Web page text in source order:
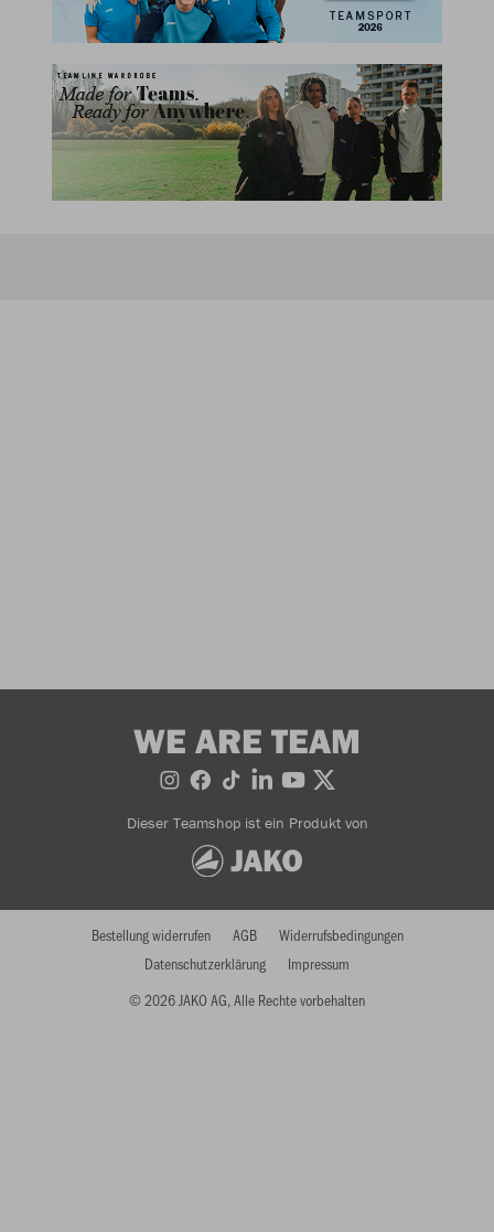
WE ARE TEAM
Dieser Teamshop ist ein Produkt von
© 2026 JAKO AG, Alle Rechte vorbehalten
Bestellung widerrufen AGB
Widerrufsbedingungen
Datenschutzerklärung
Impressum